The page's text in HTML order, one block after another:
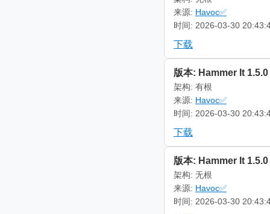
来源: Havoc✅
时间: 2026-03-30
下载
版本: Hammer It 1.5.0
架构: 有根
来源: Havoc✅
时间: 2026-03-30
下载
版本: Hammer It 1.5.0
架构: 无根
来源: Havoc✅
时间: 2026-03-30